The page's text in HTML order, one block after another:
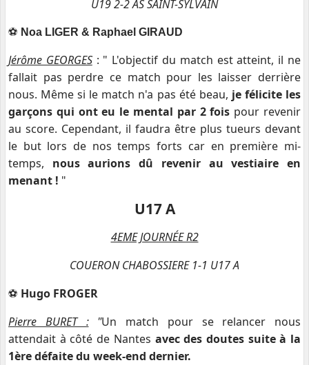
U19 2-2 AS SAINT-SYLVAIN
⚽️ Noa LIGER & Raphael GIRAUD
Jérôme GEORGES: " L'objectif du match est atteint, il ne
fallait pas perdre ce match pour les laisser derrière
nous. Même si le match n'a pas été beau, je félicite les
garçons qui ont eu le mental par 2 fois pour revenir
au score. Cependant, il faudra être plus tueurs devant
le but lors de nos temps forts car en première mi-
temps, nous aurions dû revenir au vestiaire en
menant ! "
U17 A
4EME JOURNÉE R2
COUERON CHABOSSIERE 1-1 U17 A
⚽️ Hugo FROGER
Pierre BURET :"Un match pour se relancer nous
attendait à côté de Nantes avec des doutes suite à la
1ère défaite du week-end dernier.